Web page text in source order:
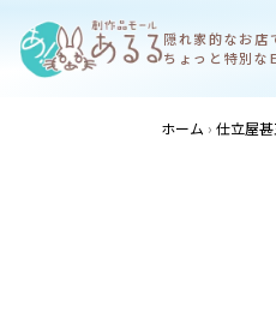
隠れ家的なお店
ちょっと特別な
ホーム 仕立屋